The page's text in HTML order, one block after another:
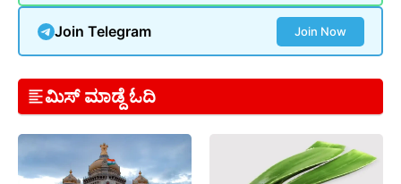
Join Telegram Join Now
ಮಿಸ್ ಮಾಡ್ದೆ ಓದಿ